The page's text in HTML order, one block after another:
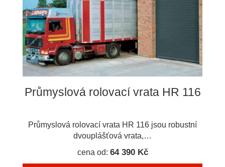
Průmyslová rolovací vrata HR 116
Průmyslová rolovací vrata HR 116 jsou robustní
dvouplášťová vrata,…
cena od: 64 390 Kč